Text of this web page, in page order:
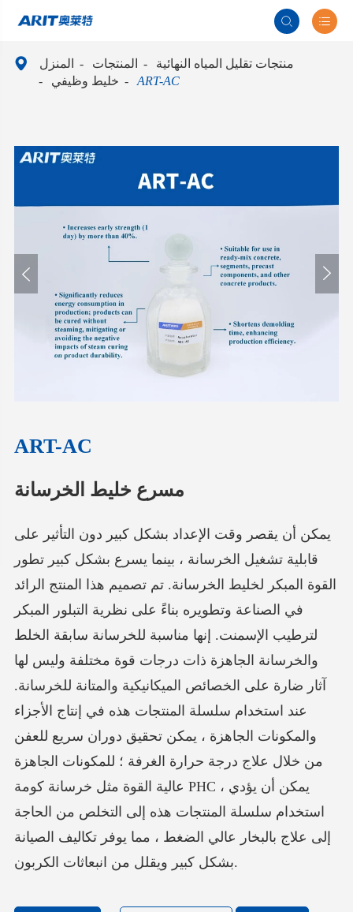
 
 المنزل المنتجات
منتجات تقليل المياه النهائية
خليط وظيفي
ART-AC
 
ART-AC
مسرع خليط الخرسانة
يمكن أن يقصر وقت الإعداد بشكل كبير دون التأثير على
قابلية تشغيل الخرسانة ، بينما يسرع بشكل كبير تطور
القوة المبكر لخليط الخرسانة. تم تصميم هذا المنتج الرائد
في الصناعة وتطويره بناءً على نظرية التبلور المبكر
لترطيب الإسمنت. إنها مناسبة للخرسانة سابقة الخلط
والخرسانة الجاهزة ذات درجات قوة مختلفة وليس لها
آثار ضارة على الخصائص الميكانيكية والمتانة للخرسانة.
عند استخدام سلسلة المنتجات هذه في إنتاج الأجزاء
والمكونات الجاهزة ، يمكن تحقيق دوران سريع للعفن
من خلال علاج درجة حرارة الغرفة ؛ للمكونات الجاهزة
عالية القوة مثل خرسانة كومة PHC ، يمكن أن يؤدي
استخدام سلسلة المنتجات هذه إلى التخلص من الحاجة
إلى علاج بالبخار عالي الضغط ، مما يوفر تكاليف الصيانة
بشكل كبير ويقلل من انبعاثات الكربون.